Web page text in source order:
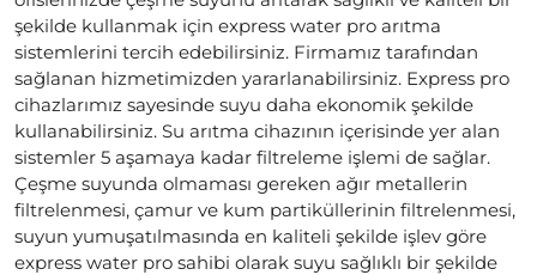
şekilde kullanmak için express water pro arıtma
sistemlerini tercih edebilirsiniz. Firmamız tarafından
sağlanan hizmetimizden yararlanabilirsiniz. Express pro
cihazlarımız sayesinde suyu daha ekonomik şekilde
kullanabilirsiniz. Su arıtma cihazının içerisinde yer alan
sistemler 5 aşamaya kadar filtreleme işlemi de sağlar.
Çeşme suyunda olmaması gereken ağır metallerin
filtrelenmesi, çamur ve kum partiküllerinin filtrelenmesi,
suyun yumuşatılmasında en kaliteli şekilde işlev göre
express water pro sahibi olarak suyu sağlıklı bir şekilde